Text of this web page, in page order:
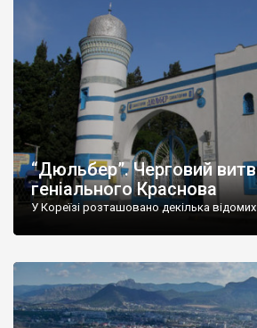
“Дюльбер”. Черговий
геніального Краснова
У Кореїзі розташовано декілька